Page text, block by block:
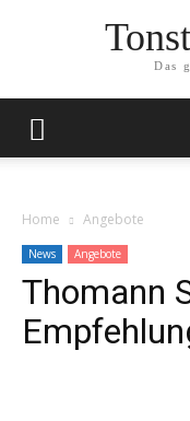
Das
Home Angebote
News Angebote
Thomann